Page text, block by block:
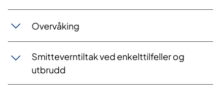
Overvåking
Smitteverntiltak ved enkelttilfeller og
utbrudd